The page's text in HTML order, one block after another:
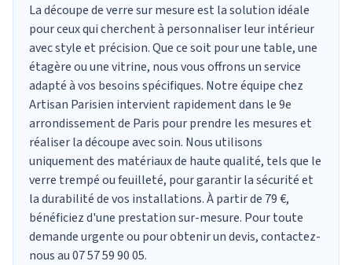
Ladécoupe de verre sur mesureest la solution idéale
pour ceux qui cherchent à personnaliser leur intérieur
avec style et précision. Que ce soit pour une table, une
étagère ou une vitrine, nous vous offrons un service
adapté à vos besoins spécifiques. Notre équipe chez
Artisan Parisien intervient rapidement dans le 9e
arrondissement de Paris pour prendre les mesures et
réaliser la découpe avec soin. Nous utilisons
uniquement des matériaux de haute qualité, tels que le
verre trempéoufeuilleté, pour garantir la sécurité et
la durabilité de vos installations. À partir de 79 €,
bénéficiez d'une prestation sur-mesure. Pour toute
demande urgente ou pour obtenir un devis, contactez-
nous au 07 57 59 90 05.